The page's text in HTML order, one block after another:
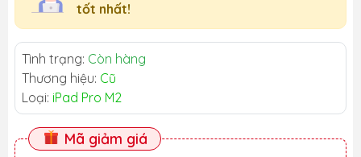
tốt nhất!
Tình trạng: Còn hàng
Thương hiệu: Cũ
Loại: iPad Pro M2
Mã giảm giá